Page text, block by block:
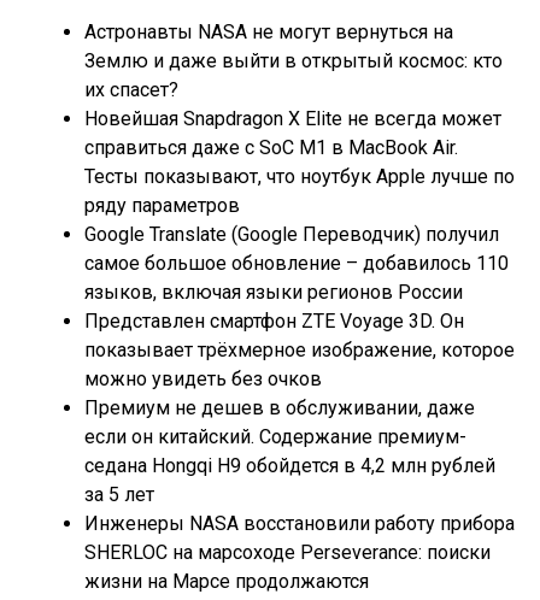
Астронавты NASA не могут вернуться на
Землю и даже выйти в открытый космос: кто
их спасет?
Новейшая Snapdragon X Elite не всегда может
справиться даже с SoC M1 в MacBook Air.
Тесты показывают, что ноутбук Apple лучше по
ряду параметров
Google Translate (Google Переводчик) получил
самое большое обновление – добавилось 110
языков, включая языки регионов России
Представлен смартфон ZTE Voyage 3D. Он
показывает трёхмерное изображение, которое
можно увидеть без очков
Премиум не дешев в обслуживании, даже
если он китайский. Содержание премиум-
седана Hongqi H9 обойдется в 4,2 млн рублей
за 5 лет
Инженеры NASA восстановили работу прибора
SHERLOC на марсоходе Perseverance: поиски
жизни на Марсе продолжаются